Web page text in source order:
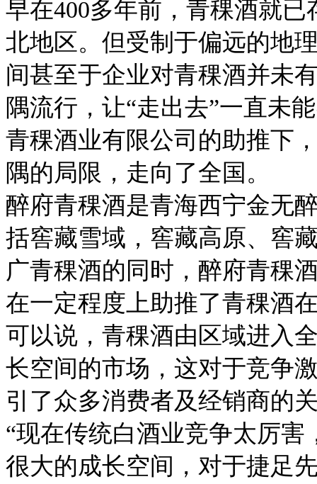
早在400多年前，青稞酒就
北地区。但受制于偏远的地
间甚至于企业对青稞酒并未
隅流行，让“走出去”一直未
青稞酒业有限公司的助推下
隅的局限，走向了全国。
醉府青稞酒是青海西宁金无
括窖藏雪域，窖藏高原、窖
广青稞酒的同时，醉府青稞
在一定程度上助推了青稞酒
可以说，青稞酒由区域进入
长空间的市场，这对于竞争
引了众多消费者及经销商的
“现在传统白酒业竞争太厉
很大的成长空间，对于捷足